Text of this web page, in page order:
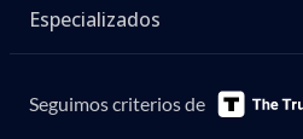
Especializados
Seguimos criterios de